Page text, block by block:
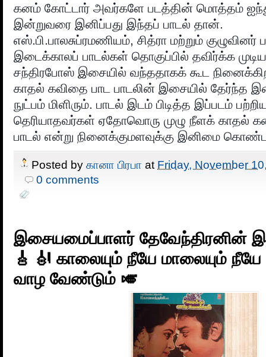
கனம் கோட்டார் அவர்களே படத்தின் மொத்தம்
இன்றுவரை இனிப்பது இந்தப் பாடல் தான்.
எஸ்.பி.பாலசுப்ரமணியம், சித்ரா மற்றும் குழுவினர்
இடைக்காலப் பாடல்கள் தொகுப்பில் தவிர்க்க
சந்திரபோஸ் இசையில் வந்ததாகக் கூட
காதல் கவிதை பாட பாடலின் இசையில் தேர்ந்த
நுட்பம் மிளிரும். பாடல் இடம் பிடித்த இப்படம்
தெரியாதவர்கள் ஏதோவொரு முழு நீளக் காதல்
பாடல் என்று நினைக்குமளவுக்கு இனிமை
Posted by கானா பிரபா at Friday, November
0 comments
இசையமைப்பாளர் தேவேந்திரனின்
🎸 🎻 காலையும் நீயே மாலையும்
வாழ வேண்டும் 🎺